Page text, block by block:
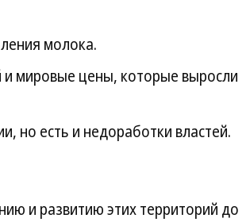
молока.
мировые цены, которые выросли
но есть и недоработки властей.
и развитию этих территорий до